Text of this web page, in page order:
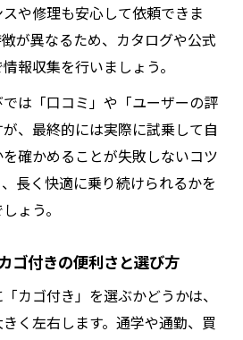
や修理も安心して依頼できま
が異なるため、カタログや公式
報収集を行いましょう。
は「口コミ」や「ユーザーの評
、最終的には実際に試乗して自
確かめることが失敗しないコツ
長く快適に乗り続けられるかを
ょう。
ゴ付きの便利さと選び方
カゴ付き」を選ぶかどうかは、
く左右します。通学や通勤、買